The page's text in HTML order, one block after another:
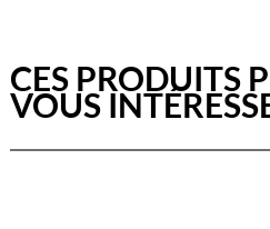
CES PRODUITS
VOUS